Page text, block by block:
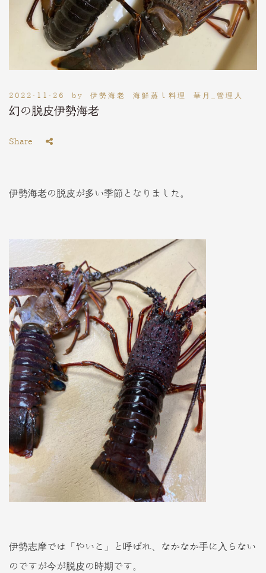
2022-11-26 by 伊勢海老 海鮮蒸し料理 華月_管理人
幻の脱皮伊勢海老
Share
伊勢海老の脱皮が多い季節となりました。
伊勢志摩では「やいこ」と呼ばれ、なかなか手に入らない
のですが今が脱皮の時期です。